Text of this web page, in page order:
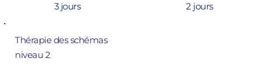
3 jours 2 jours
Thérapie des schémas
niveau 2